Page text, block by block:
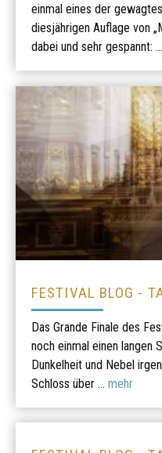
einmal eines der
diesjährigen Auflage von
dabei und sehr gespannt: ...
FESTIVAL BLOG -
Das Grande Finale des
noch einmal einen langen
Dunkelheit und Nebel
Schloss über ... mehr